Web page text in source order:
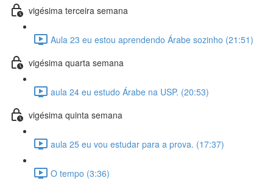
vigésima terceira semana
Aula 23 eu estou aprendendo Árabe sozinho (21:51)
vigésima quarta semana
aula 24 eu estudo Árabe na USP. (20:53)
vigésima quinta semana
aula 25 eu vou estudar para a prova. (17:37)
O tempo (3:36)